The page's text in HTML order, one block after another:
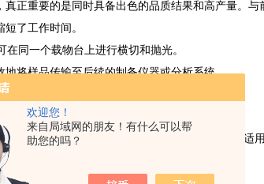
欢迎您！
来自局域网的朋友！有什么可以帮
助您的吗？
真正重要的是同时具备出色的品质结果和高产量。
了工作时间。
在同一个载物台上进行横切和抛光。
地将样品传输至后续的制备仪器或分析系统。
EM TIC 3X 不仅是进行高产量处理的理想设备，还
化配置：